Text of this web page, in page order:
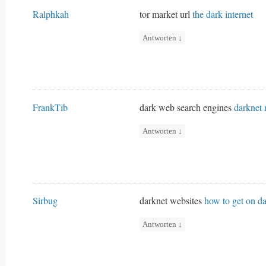
Ralphkah tor market urlthe dark internet
Antworten ↓
FrankTib dark web search enginesdarknet
Antworten ↓
Sirbug darknet websiteshow to get on
Antworten ↓